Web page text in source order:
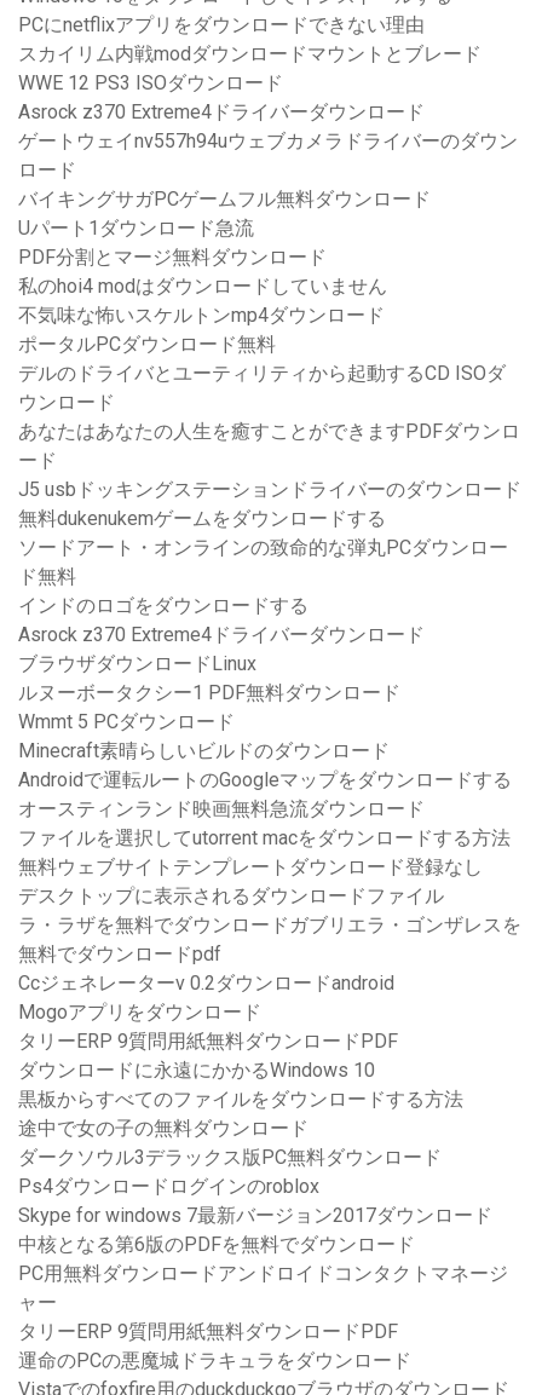
PCにnetflixアプリをダウンロードできない理由
スカイリム内戦modダウンロードマウントとブレード
WWE 12 PS3 ISOダウンロード
Asrock z370 Extreme4ドライバーダウンロード
ゲートウェイnv557h94uウェブカメラドライバーのダウン
ロード
バイキングサガPCゲームフル無料ダウンロード
Uパート1ダウンロード急流
PDF分割とマージ無料ダウンロード
私のhoi4 modはダウンロードしていません
不気味な怖いスケルトンmp4ダウンロード
ポータルPCダウンロード無料
デルのドライバとユーティリティから起動するCD ISOダ
ウンロード
あなたはあなたの人生を癒すことができますPDFダウンロ
ード
J5 usbドッキングステーションドライバーのダウンロード
無料dukenukemゲームをダウンロードする
ソードアート・オンラインの致命的な弾丸PCダウンロー
ド無料
インドのロゴをダウンロードする
Asrock z370 Extreme4ドライバーダウンロード
ブラウザダウンロードLinux
ルヌーボータクシー1 PDF無料ダウンロード
Wmmt 5 PCダウンロード
Minecraft素晴らしいビルドのダウンロード
Androidで運転ルートのGoogleマップをダウンロードする
オースティンランド映画無料急流ダウンロード
ファイルを選択してutorrent macをダウンロードする方法
無料ウェブサイトテンプレートダウンロード登録なし
デスクトップに表示されるダウンロードファイル
ラ・ラザを無料でダウンロードガブリエラ・ゴンザレスを
無料でダウンロードpdf
Ccジェネレーターv 0.2ダウンロードandroid
Mogoアプリをダウンロード
タリーERP 9質問用紙無料ダウンロードPDF
ダウンロードに永遠にかかるWindows 10
黒板からすべてのファイルをダウンロードする方法
途中で女の子の無料ダウンロード
ダークソウル3デラックス版PC無料ダウンロード
Ps4ダウンロードログインのroblox
Skype for windows 7最新バージョン2017ダウンロード
中核となる第6版のPDFを無料でダウンロード
PC用無料ダウンロードアンドロイドコンタクトマネージ
ャー
タリーERP 9質問用紙無料ダウンロードPDF
運命のPCの悪魔城ドラキュラをダウンロード
Vistaでのfoxfire用のduckduckgoブラウザのダウンロード